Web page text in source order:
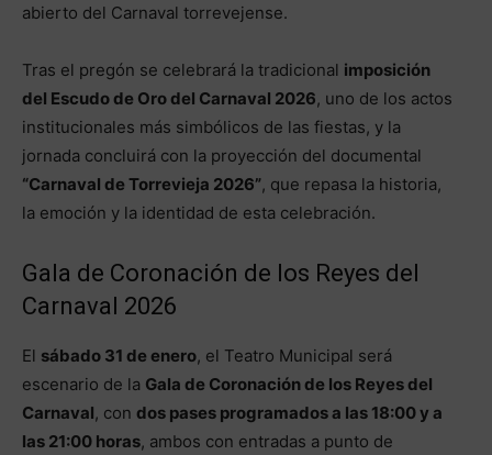
abierto del Carnaval torrevejense.
Tras el pregón se celebrará la tradicional imposición
del Escudo de Oro del Carnaval 2026, uno de los actos
institucionales más simbólicos de las fiestas, y la
jornada concluirá con la proyección del documental
“Carnaval de Torrevieja 2026”, que repasa la historia,
la emoción y la identidad de esta celebración.
Gala de Coronación de los Reyes del
Carnaval 2026
El sábado 31 de enero, el Teatro Municipal será
escenario de la Gala de Coronación de los Reyes del
Carnaval, con dos pases programados a las 18:00 y a
las 21:00 horas, ambos con entradas a punto de